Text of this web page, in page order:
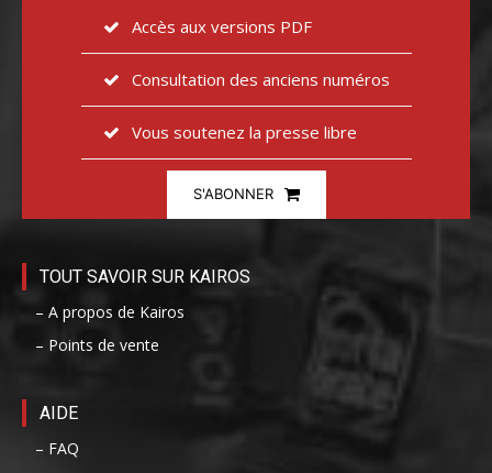
Accès aux versions PDF
Consultation des anciens numéros
Vous soutenez la presse libre
S'ABONNER
TOUT SAVOIR SUR KAIROS
– A propos de Kairos
– Points de vente
AIDE
– FAQ